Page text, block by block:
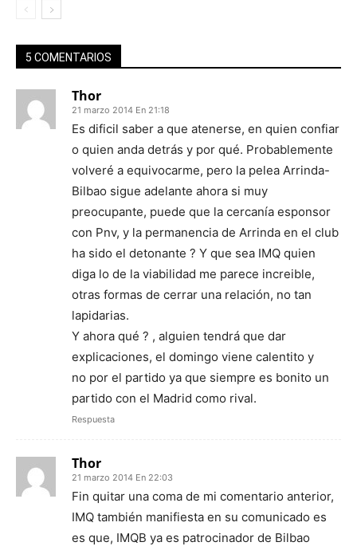
5 COMENTARIOS
Thor
21 marzo 2014 En 21:18
Es dificil saber a que atenerse, en quien confiar
o quien anda detrás y por qué. Probablemente
volveré a equivocarme, pero la pelea Arrinda-
Bilbao sigue adelante ahora si muy
preocupante, puede que la cercanía esponsor
con Pnv, y la permanencia de Arrinda en el club
ha sido el detonante ? Y que sea IMQ quien
diga lo de la viabilidad me parece increible,
otras formas de cerrar una relación, no tan
lapidarias.
Y ahora qué ? , alguien tendrá que dar
explicaciones, el domingo viene calentito y
no por el partido ya que siempre es bonito un
partido con el Madrid como rival.
Respuesta
Thor
21 marzo 2014 En 22:03
Fin quitar una coma de mi comentario anterior,
IMQ también manifiesta en su comunicado es
es que, IMQB ya es patrocinador de Bilbao